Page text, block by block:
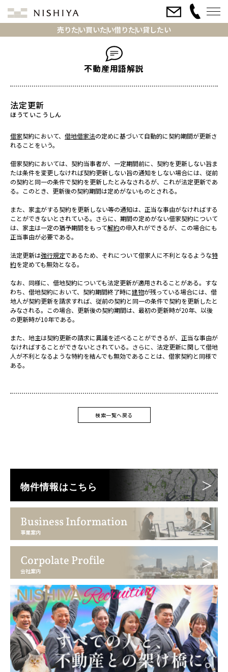
売りたい買いたい借りたい貸したい
不動産用語解説
法定更新
借家契約において、 借地借家法の定めに基づいて自動的に契約期間が更新さ
れることをいう。
借家契約においては、契約当事者が、一定期間前に、契約を更新しない旨ま
たは条件を変更しなければ契約更新しない旨の通知をしない場合には、従前
の契約と同一の条件で契約を更新したとみなされるが、これが法定更新であ
る。このとき、更新後の契約期間は定めがないものとされる。
また、家主がする契約を更新しない等の通知は、正当な事由がなければする
ことができないとされている。さらに、期間の定めがない借家契約について
は、家主は一定の猶予期間をもって解約の申入れができるが、この場合にも
正当事由が必要である。
法定更新は強行規定であるため、それについて借家人に不利となるような特
約を定めても無効となる。
なお、同様に、借地契約についても法定更新が適用されることがある。すな
わち、借地契約において、契約期間終了時に建物が残っている場合には、借
地人が契約更新を請求すれば、従前の契約と同一の条件で契約を更新したと
みなされる。この場合、更新後の契約期間は、最初の更新時が20年、以後
の更新時が10年である。
また、地主は契約更新の請求に異議を述べることができるが、正当な事由が
なければすることができないとされている。さらに、法定更新に関して借地
人が不利となるような特約を結んでも無効であることは、借家契約と同様で
ある。
検索一覧へ戻る
物件情報はこちら
Business Information
事業案内
Corpolate Profile
会社案内